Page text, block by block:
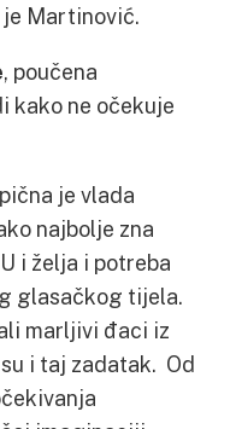
je Martinović.
, poučena
kako ne očekuje
je vlada
najbolje zna
i želja i potreba
glasačkog tijela.
marljivi đaci iz
i taj zadatak. Od